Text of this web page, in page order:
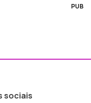
PUB
sociais